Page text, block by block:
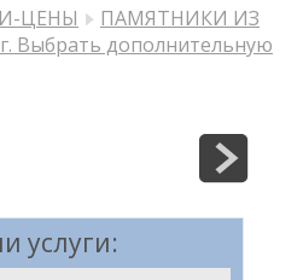
ЦЕНЫ
ПАМЯТНИКИ ИЗ
Выбрать дополнительную
услуги: